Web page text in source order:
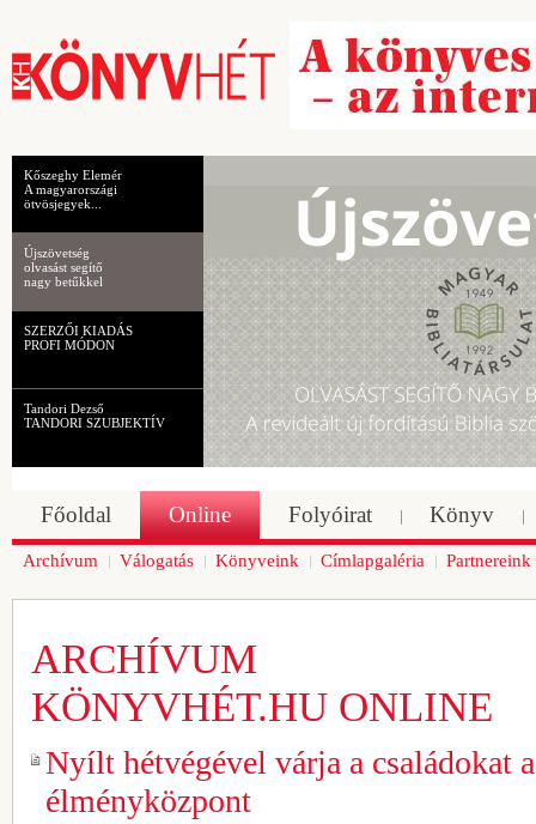
Kőszeghy Elemér
A magyarországi
ötvösjegyek...
Újszövetség
olvasást segítő
nagy betűkkel
SZERZŐI KIADÁS
PROFI MÓDON
Tandori Dezső
TANDORI SZUBJEKTÍV
Főoldal Online Folyóirat Könyv
Archívum Válogatás Könyveink Címlapgaléria Partnereink
ARCHÍVUM
KÖNYVHÉT.HU ONLINE
Nyílt hétvégével várja a családokat
élményközpont